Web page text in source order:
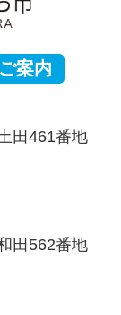
案内
田461番地
田562番地